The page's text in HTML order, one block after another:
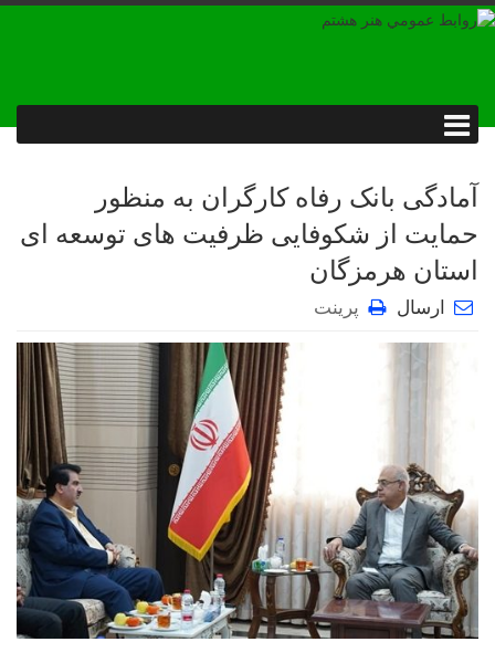
آمادگی بانک رفاه کارگران به منظور
حمایت از شکوفایی ظرفیت های توسعه ای
استان هرمزگان
ارسال پرینت